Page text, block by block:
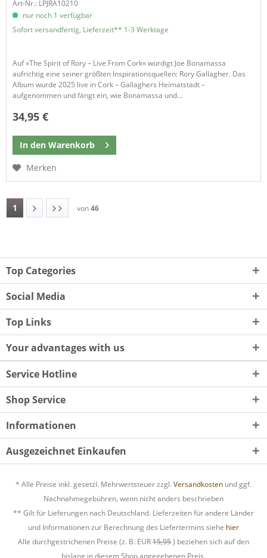
Art-Nr.: LPJRA10210
nur noch 1 verfügbar
Sofort versandfertig, Lieferzeit** 1-3 Werktage
Auf »The Spirit of Rory – Live From Cork« würdigt Joe Bonamassa
aufrichtig eine seiner größten Inspirationsquellen: Rory Gallagher. Das
Album wurde 2025 live in Cork – Gallaghers Heimatstadt –
aufgenommen und fängt ein, wie Bonamassa und...
34,95 €
In den Warenkorb
Merken
1 von46
Top Categories
Social Media
Top Links
Your advantages with us
Service Hotline
Shop Service
Informationen
Ausgezeichnet Einkaufen
* Alle Preise inkl. gesetzl. Mehrwertsteuer zzgl. Versandkosten und ggf.
Nachnahmegebühren, wenn nicht anders beschrieben
** Gilt für Lieferungen nach Deutschland. Lieferzeiten für andere Länder
und Informationen zur Berechnung des Liefertermins siehe hier
Alle durchgestrichenen Preise (z. B. EUR15,95) beziehen sich auf den
bislang in diesem Shop angegebenen Preis.